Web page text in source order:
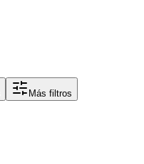
Más filtros